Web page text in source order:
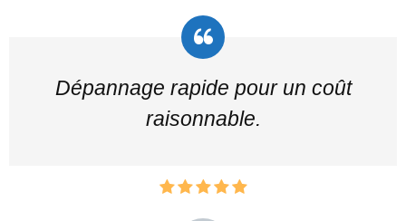
Dépannage rapide pour un coût
raisonnable.